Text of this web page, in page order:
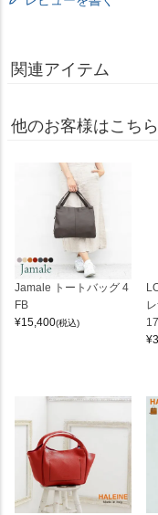
関連アイテム
他のお客様はこち
Jamale トートバッグ 4
FB
¥15,400(税込)
¥